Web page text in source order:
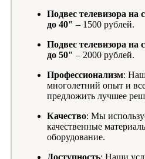
Подвес телевизора на
до 40" – 1500 рублей.
Подвес телевизора на
до 50" – 2000 рублей.
Профессионализм:
многолетний опыт и
предложить лучшее
Качество: Мы
качественные
оборудование.